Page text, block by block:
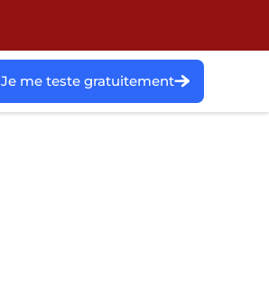
Je me teste gratuitement